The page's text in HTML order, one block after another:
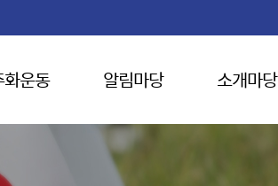
운동 알림마당 소개마당